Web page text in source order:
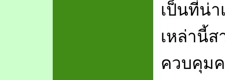
เป็นที่น่
เหล่านี้
ควบคุม